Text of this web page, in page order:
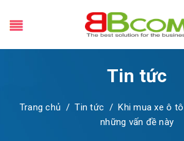
Tin tức
Trang chủ / Tin tức / Khi mua xe ô
những vấn đề này